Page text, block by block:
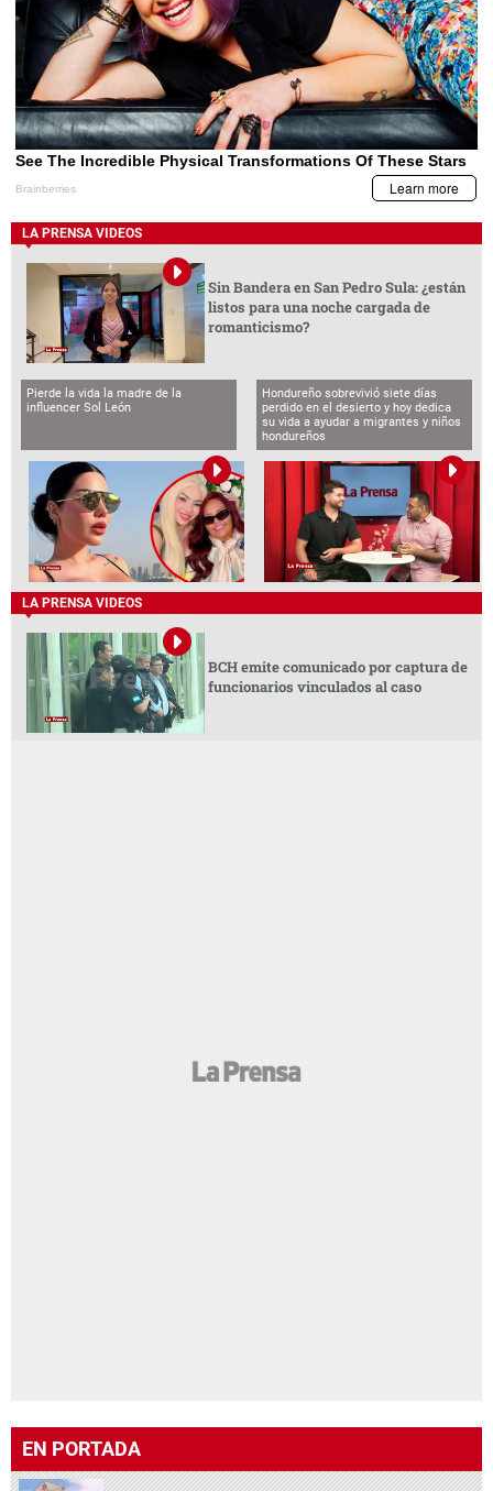
LA PRENSA VIDEOS
Sin Bandera en San Pedro Sula: ¿están
listos para una noche cargada de
romanticismo?
Pierde la vida la madre de la
influencer Sol León
Hondureño sobrevivió siete días
perdido en el desierto y hoy dedica
su vida a ayudar a migrantes y niños
hondureños
LA PRENSA VIDEOS
BCH emite comunicado por captura de
funcionarios vinculados al caso
EN PORTADA